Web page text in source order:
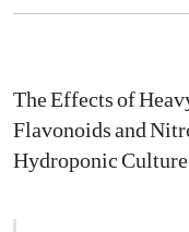
The Effects of
Flavonoids and
Hydroponic Culture